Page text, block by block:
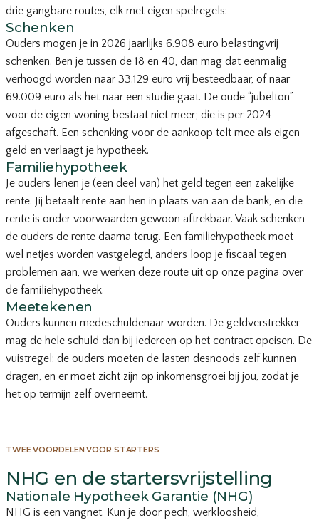
drie gangbare routes, elk met eigen spelregels:
Schenken
Ouders mogen je in 2026 jaarlijks 6.908 euro belastingvrij
schenken. Ben je tussen de 18 en 40, dan mag dat eenmalig
verhoogd worden naar 33.129 euro vrij besteedbaar, of naar
69.009 euro als het naar een studie gaat. De oude “jubelton”
voor de eigen woning bestaat niet meer; die is per 2024
afgeschaft. Een schenking voor de aankoop telt mee als eigen
geld en verlaagt je hypotheek.
Familiehypotheek
Je ouders lenen je (een deel van) het geld tegen een zakelijke
rente. Jij betaalt rente aan hen in plaats van aan de bank, en die
rente is onder voorwaarden gewoon aftrekbaar. Vaak schenken
de ouders de rente daarna terug. Een familiehypotheek moet
wel netjes worden vastgelegd, anders loop je fiscaal tegen
problemen aan, we werken deze route uit op onze pagina over
de familiehypotheek.
Meetekenen
Ouders kunnen medeschuldenaar worden. De geldverstrekker
mag de hele schuld dan bij iedereen op het contract opeisen. De
vuistregel: de ouders moeten de lasten desnoods zelf kunnen
dragen, en er moet zicht zijn op inkomensgroei bij jou, zodat je
het op termijn zelf overneemt.
TWEE VOORDELEN VOOR STARTERS
NHG en de startersvrijstelling
Nationale Hypotheek Garantie (NHG)
NHG is een vangnet. Kun je door pech, werkloosheid,